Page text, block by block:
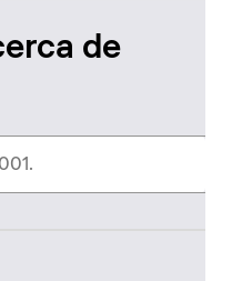
de